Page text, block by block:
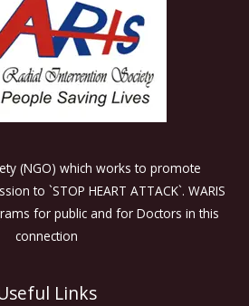
(NGO) which works to promote
to `STOP HEART ATTACK`. WARIS
for public and for Doctors in this
connection
Links